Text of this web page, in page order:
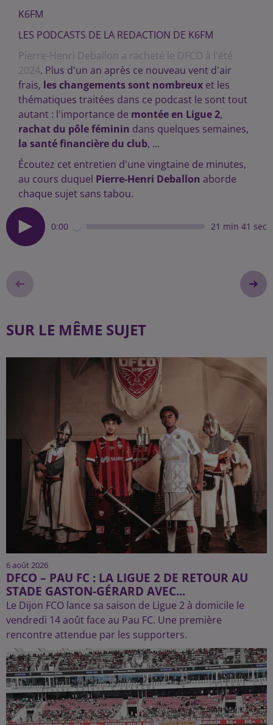
K6FM
LES PODCASTS DE LA REDACTION DE K6FM
Pierre-Henri Deballon a racheté le DFCO à l'été
2024. Plus d'un an après ce nouveau vent d'air
frais, les changements sont nombreux et les
thématiques traitées dans ce podcast le sont tout
autant : l'importance de montée en Ligue 2,
rachat du pôle féminin dans quelques semaines,
la santé financière du club, ...
Écoutez cet entretien d'une vingtaine de minutes,
au cours duquel Pierre-Henri Deballon aborde
chaque sujet sans tabou.
0:00 21 min 41 sec
SUR LE MÊME SUJET
6 août 2026
DFCO – PAU FC : LA LIGUE 2 DE RETOUR AU
STADE GASTON-GÉRARD AVEC...
Le Dijon FCO lance sa saison de Ligue 2 à domicile le
vendredi 14 août face au Pau FC. Une première
rencontre attendue par les supporters.